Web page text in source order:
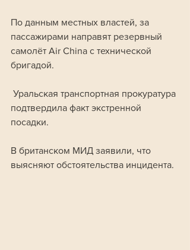
По данным местных властей, за
пассажирами направят резервный
самолёт Air China с технической
бригадой.
подтвердила факт экстренной
посадки.
В британском МИД заявили, что
выясняют обстоятельства инцидента.